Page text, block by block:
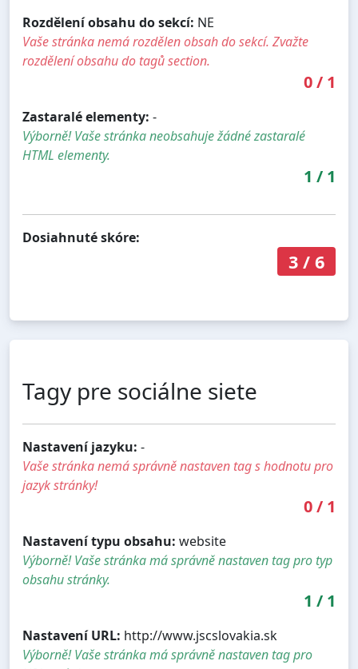
Rozdělení obsahu do sekcí: NE
Vaše stránka nemá rozdělen obsah do sekcí. Zvažte
rozdělení obsahu do tagů section.
0/ 1
Zastaralé elementy: -
Výborně! Vaše stránka neobsahuje žádné zastaralé
HTML elementy.
1 / 1
Dosiahnuté skóre:
3/ 6
Tagy pre sociálne siete
Nastavení jazyku: -
Vaše stránka nemá správně nastaven tag s hodnotu pro
jazyk stránky!
0/ 1
Nastavení typu obsahu: website
Výborně! Vaše stránka má správně nastaven tag pro typ
obsahu stránky.
1 / 1
Nastavení URL: http://www.jscslovakia.sk
Výborně! Vaše stránka má správně nastaven tag pro